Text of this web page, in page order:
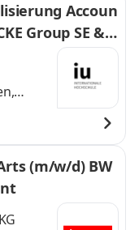
Accoun
Group SE & C
(m/w/d) BW